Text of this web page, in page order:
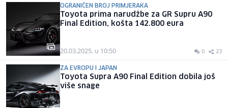
OGRANIČEN BROJ PRIMJERAKA
Toyota prima narudžbe za GR Supru A90
Final Edition, košta 142.800 eura
20.03.2025. u 10:50 0 23
ZA EVROPU I JAPAN
Toyota Supra A90 Final Edition dobila još
više snage